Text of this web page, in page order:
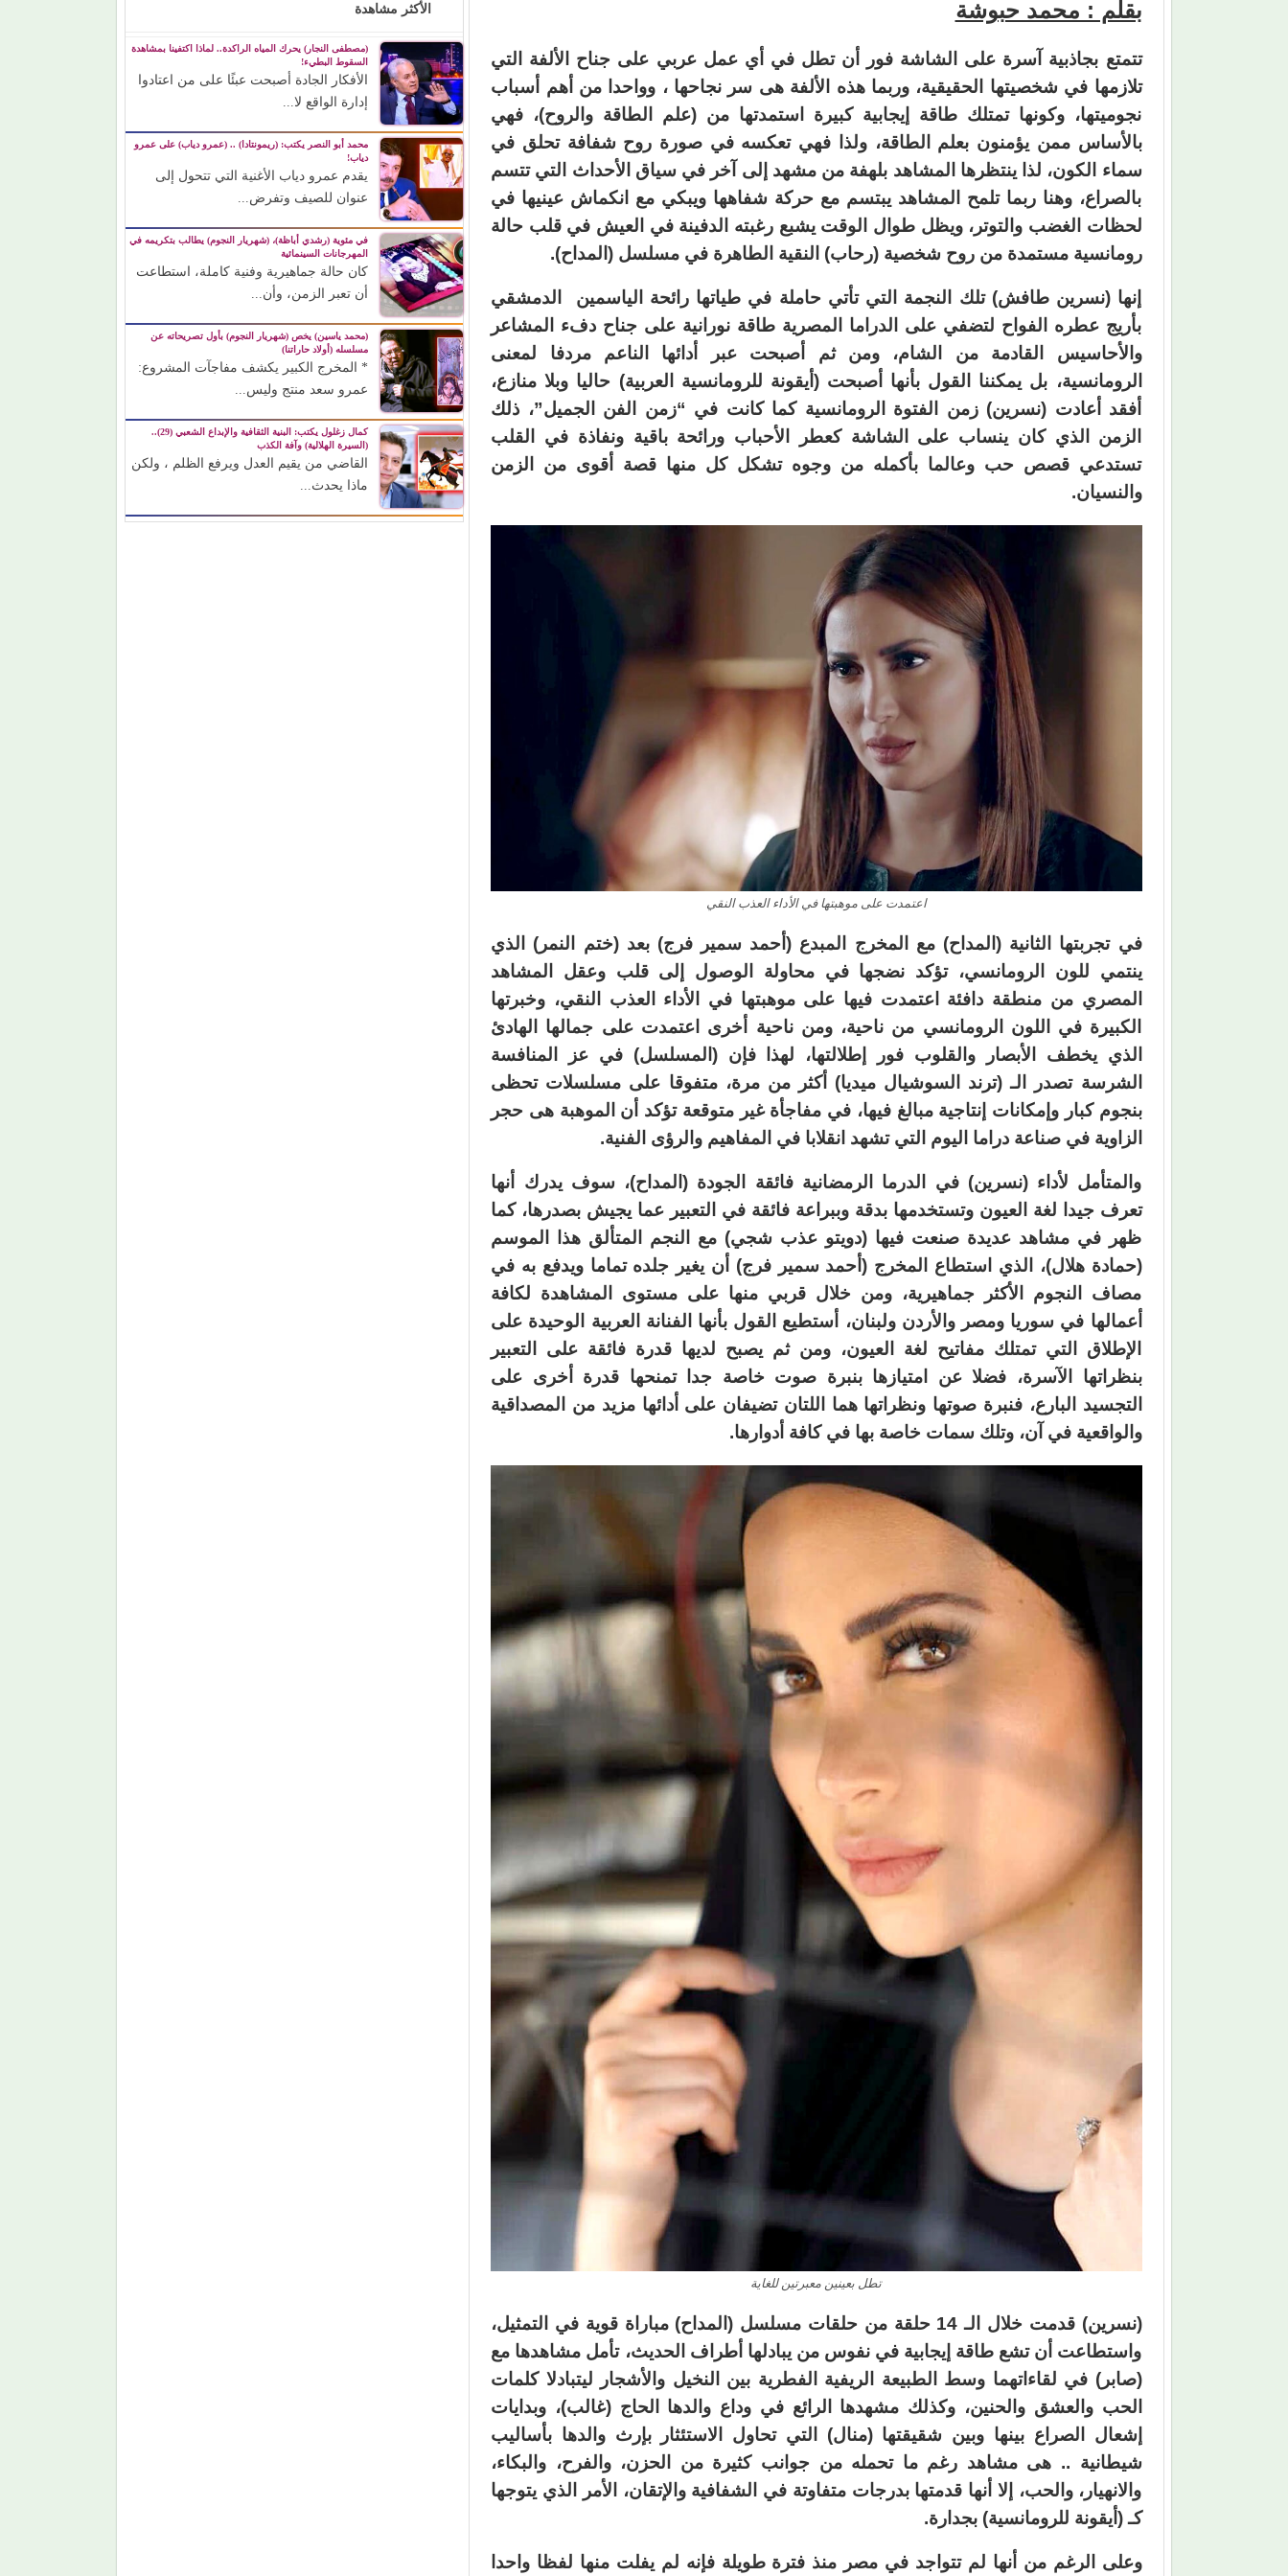
بقلم : محمد حبوشة
تتمتع بجاذبية آسرة على الشاشة فور أن تطل في أي عمل عربي على جناح الألفة التي
تلازمها في شخصيتها الحقيقية، وربما هذه الألفة هى سر نجاحها ، وواحدا من أهم أسباب
نجوميتها، وكونها تمتلك طاقة إيجابية كبيرة استمدتها من (علم الطاقة والروح)، فهي
بالأساس ممن يؤمنون بعلم الطاقة، ولذا فهي تعكسه في صورة روح شفافة تحلق في
سماء الكون، لذا ينتظرها المشاهد بلهفة من مشهد إلى آخر في سياق الأحداث التي تتسم
بالصراع، وهنا ربما تلمح المشاهد يبتسم مع حركة شفاهها ويبكي مع انكماش عينيها في
لحظات الغضب والتوتر، ويظل طوال الوقت يشبع رغبته الدفينة في العيش في قلب حالة
رومانسية مستمدة من روح شخصية (رحاب) النقية الطاهرة في مسلسل (المداح).
إنها (نسرين طافش) تلك النجمة التي تأتي حاملة في طياتها رائحة الياسمين الدمشقي
بأريج عطره الفواح لتضفي على الدراما المصرية طاقة نورانية على جناح دفء المشاعر
والأحاسيس القادمة من الشام، ومن ثم أصبحت عبر أدائها الناعم مردفا لمعنى
الرومانسية، بل يمكننا القول بأنها أصبحت (أيقونة للرومانسية العربية) حاليا وبلا منازع،
أفقد أعادت (نسرين) زمن الفتوة الرومانسية كما كانت في “زمن الفن الجميل”، ذلك
الزمن الذي كان ينساب على الشاشة كعطر الأحباب ورائحة باقية ونفاذة في القلب
تستدعي قصص حب وعالما بأكمله من وجوه تشكل كل منها قصة أقوى من الزمن
والنسيان.
اعتمدت على موهبتها في الأداء العذب النقي
في تجربتها الثانية (المداح) مع المخرج المبدع (أحمد سمير فرج) بعد (ختم النمر) الذي
ينتمي للون الرومانسي، تؤكد نضجها في محاولة الوصول إلى قلب وعقل المشاهد
المصري من منطقة دافئة اعتمدت فيها على موهبتها في الأداء العذب النقي، وخبرتها
الكبيرة في اللون الرومانسي من ناحية، ومن ناحية أخرى اعتمدت على جمالها الهادئ
الذي يخطف الأبصار والقلوب فور إطلالتها، لهذا فإن (المسلسل) في عز المنافسة
الشرسة تصدر الـ (ترند السوشيال ميديا) أكثر من مرة، متفوقا على مسلسلات تحظى
بنجوم كبار وإمكانات إنتاجية مبالغ فيها، في مفاجأة غير متوقعة تؤكد أن الموهبة هى حجر
الزاوية في صناعة دراما اليوم التي تشهد انقلابا في المفاهيم والرؤى الفنية.
والمتأمل لأداء (نسرين) في الدرما الرمضانية فائقة الجودة (المداح)، سوف يدرك أنها
تعرف جيدا لغة العيون وتستخدمها بدقة وببراعة فائقة في التعبير عما يجيش بصدرها، كما
ظهر في مشاهد عديدة صنعت فيها (دويتو عذب شجي) مع النجم المتألق هذا الموسم
(حمادة هلال)، الذي استطاع المخرج (أحمد سمير فرج) أن يغير جلده تماما ويدفع به في
مصاف النجوم الأكثر جماهيرية، ومن خلال قربي منها على مستوى المشاهدة لكافة
أعمالها في سوريا ومصر والأردن ولبنان، أستطيع القول بأنها الفنانة العربية الوحيدة على
الإطلاق التي تمتلك مفاتيح لغة العيون، ومن ثم يصبح لديها قدرة فائقة على التعبير
بنظراتها الآسرة، فضلا عن امتيازها بنبرة صوت خاصة جدا تمنحها قدرة أخرى على
التجسيد البارع، فنبرة صوتها ونظراتها هما اللتان تضيفان على أدائها مزيد من المصداقية
والواقعية في آن، وتلك سمات خاصة بها في كافة أدوارها.
تطل بعينين معبرتين للغاية
(نسرين) قدمت خلال الـ 14 حلقة من حلقات مسلسل (المداح) مباراة قوية في التمثيل،
واستطاعت أن تشع طاقة إيجابية في نفوس من يبادلها أطراف الحديث، تأمل مشاهدها مع
(صابر) في لقاءاتهما وسط الطبيعة الريفية الفطرية بين النخيل والأشجار ليتبادلا كلمات
الحب والعشق والحنين، وكذلك مشهدها الرائع في وداع والدها الحاج (غالب)، وبدايات
إشعال الصراع بينها وبين شقيقتها (منال) التي تحاول الاستئثار بإرث والدها بأساليب
شيطانية .. هى مشاهد رغم ما تحمله من جوانب كثيرة من الحزن، والفرح، والبكاء،
والانهيار، والحب، إلا أنها قدمتها بدرجات متفاوتة في الشفافية والإتقان، الأمر الذي يتوجها
كـ (أيقونة للرومانسية) بجدارة.
وعلى الرغم من أنها لم تتواجد في مصر منذ فترة طويلة فإنه لم يفلت منها لفظا واحدا
الأكثر مشاهدة
(مصطفى النجار) يحرك المياه الراكدة.. لماذا اكتفينا بمشاهدة
السقوط البطيء!
الأفكار الجادة أصبحت عبئًا على من اعتادوا
إدارة الواقع لا...
محمد أبو النصر يكتب: (ريمونتادا) .. (عمرو دياب) على عمرو
دياب!
يقدم عمرو دياب الأغنية التي تتحول إلى
عنوان للصيف وتفرض...
في مئوية (رشدي أباظة)، (شهريار النجوم) يطالب بتكريمه في
المهرجانات السينمائية
كان حالة جماهيرية وفنية كاملة، استطاعت
أن تعبر الزمن، وأن...
(محمد ياسين) يخص (شهريار النجوم) بأول تصريحاته عن
مسلسله (أولاد حاراتنا)
* المخرج الكبير يكشف مفاجآت المشروع:
عمرو سعد منتج وليس...
كمال زغلول يكتب: البنية الثقافية والإبداع الشعبي (29)..
(السيرة الهلالية) وآفة الكذب
القاضي من يقيم العدل ويرفع الظلم ، ولكن
ماذا يحدث...